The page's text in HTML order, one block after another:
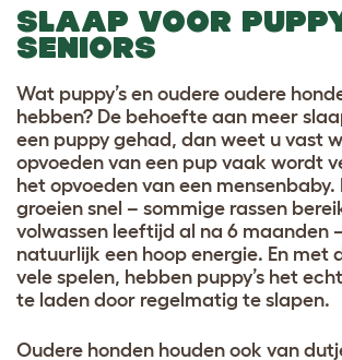
SLAAP VOOR
SENIORS
Wat puppy’s en oudere oudere
hebben? De behoefte aan meer
een puppy gehad, dan weet u vast
opvoeden van een pup vaak wordt
het opvoeden van een mensenbaby.
groeien snel – sommige rassen
volwassen leeftijd al na 6 maanden
natuurlijk een hoop energie. En met
vele spelen, hebben puppy’s het
te laden door regelmatig te slapen.
Oudere honden houden ook van